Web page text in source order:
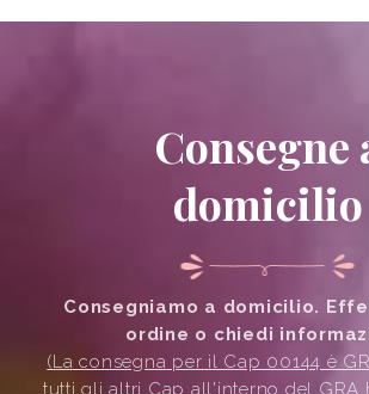
Consegne
domicilio
Consegniamo a domicilio.
ordine o chiedi
(La consegna per il Cap 00144 è
tutti gli altri Cap all'interno del GRA